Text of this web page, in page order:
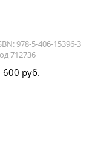
978-5-406-15396-3
712736
600 руб.